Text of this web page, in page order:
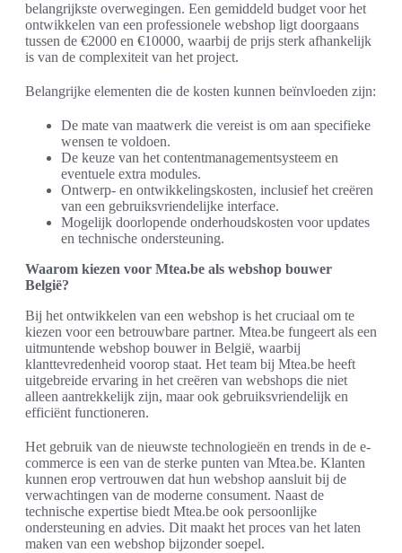
belangrijkste overwegingen. Een gemiddeld budget voor het
ontwikkelen van een professionele webshop ligt doorgaans
tussen de €2000 en €10000, waarbij de prijs sterk afhankelijk
is van de complexiteit van het project.
Belangrijke elementen die de kosten kunnen beïnvloeden zijn:
De mate van maatwerk die vereist is om aan specifieke
wensen te voldoen.
De keuze van het contentmanagementsysteem en
eventuele extra modules.
Ontwerp- en ontwikkelingskosten, inclusief het creëren
van een gebruiksvriendelijke interface.
Mogelijk doorlopende onderhoudskosten voor updates
en technische ondersteuning.
Waarom kiezen voor Mtea.be als webshop bouwer
België?
Bij het ontwikkelen van een webshop is het cruciaal om te
kiezen voor een betrouwbare partner. Mtea.be fungeert als een
uitmuntende webshop bouwer in België, waarbij
klanttevredenheid voorop staat. Het team bij Mtea.be heeft
uitgebreide ervaring in het creëren van webshops die niet
alleen aantrekkelijk zijn, maar ook gebruiksvriendelijk en
efficiënt functioneren.
Het gebruik van de nieuwste technologieën en trends in de e-
commerce is een van de sterke punten van Mtea.be. Klanten
kunnen erop vertrouwen dat hun webshop aansluit bij de
verwachtingen van de moderne consument. Naast de
technische expertise biedt Mtea.be ook persoonlijke
ondersteuning en advies. Dit maakt het proces van het laten
maken van een webshop bijzonder soepel.